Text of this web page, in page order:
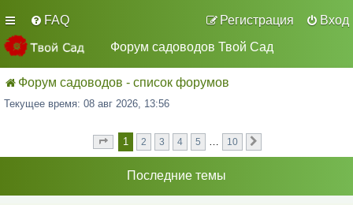
FAQ Вход
Регистрация
Форум садоводов Твой Сад
Форум садоводов - список форумов
Текущее время: 08 авг 2026, 13:56
Страница 1из 10
1 2 3 4 5 … 10
Последние темы